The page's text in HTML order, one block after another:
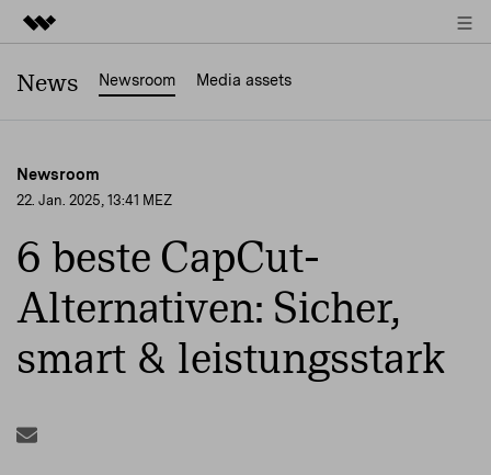
Top-Produkte
Überblick
Lösungen
Über uns
Presseraum
Shop
News Newsroom Media assets
Newsroom
22. Jan. 2025, 13:41 MEZ
6 beste CapCut-
Alternativen: Sicher,
smart & leistungsstark